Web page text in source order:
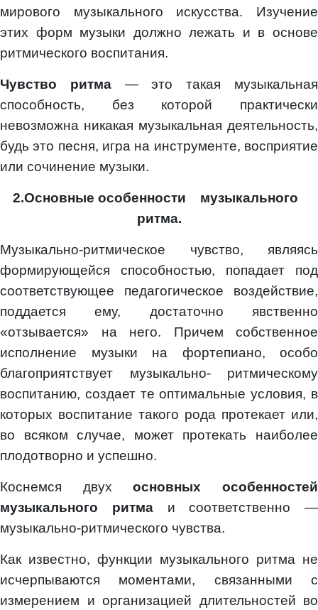
мирового музыкального искусства. Изучение
этих форм музыки должно лежать и в основе
ритмического воспитания.
Чувство ритма— это такая музыкальная
способность, без которой практически
невозможна никакая музыкальная деятельность,
будь это песня, игра на инструменте, восприятие
или сочинение музыки.
2.Основные особенности музыкального
ритма.
Музыкально-ритмическое чувство, являясь
формирующейся способностью, попадает под
соответствующее педагогическое воздействие,
поддается ему, достаточно явственно
«отзывается» на него. Причем собственное
исполнение музыки на фортепиано, особо
благоприятствует музыкально- ритмическому
воспитанию, создает те оптимальные условия, в
которых воспитание такого рода протекает или,
во всяком случае, может протекать наиболее
плодотворно и успешно.
Коснемся двухосновных особенностей
музыкального ритмаи соответственно —
музыкально-ритмического чувства.
Как известно, функции музыкального ритма не
исчерпываются моментами, связанными с
измерением и организацией длительностей во